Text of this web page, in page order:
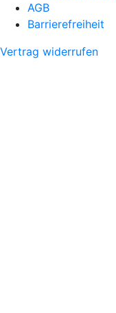
AGB
Barrierefreiheit
Vertrag widerrufen